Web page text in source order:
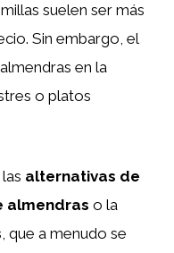
suelen ser más
Sin embargo, el
en la
o platos
alternativas de
almendras o la
, que a menudo se